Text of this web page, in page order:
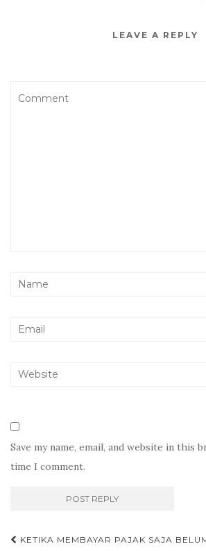
LEAVE A REPLY
Save my name, email, and website in this
time I comment.
Post
KETIKA MEMBAYAR PAJAK SAJA